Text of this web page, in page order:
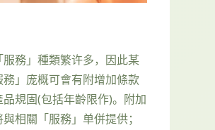
服務」種類繁许多，因此某
務」庞概可會有附增加條款
品規固(包括年齡限作)。附加
相關「服務」单併提供；